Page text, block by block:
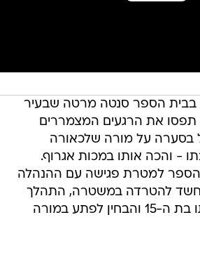
הספר סנטה מרטה שבעיר
תפסו את הרגעים המצמררים
בסערה על מורה שלכאורה
- והכה אותו במכות אגרוף.
הספר למטרת פגישה עם ההנהלה
להטרדה במשטרה, התהלך
במסדרונות עם בתו בת ה-15 והבחין לפתע במורה